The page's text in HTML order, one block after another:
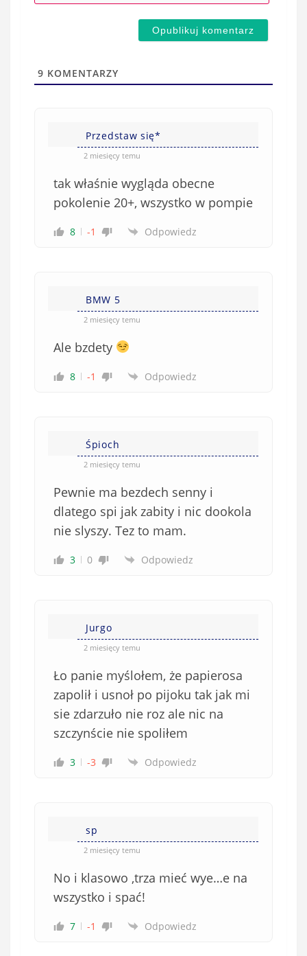
e
w
-
(
9 KOMENTARZY
Przedstaw się*
2 miesięcy temu
tak właśnie wygląda obecne
pokolenie 20+, wszystko w pompie
8 -1 Odpowiedz
BMW 5
2 miesięcy temu
Ale bzdety
8 -1 Odpowiedz
Śpioch
2 miesięcy temu
Pewnie ma bezdech senny i
dlatego spi jak zabity i nic dookola
nie slyszy. Tez to mam.
3 0 Odpowiedz
Jurgo
2 miesięcy temu
Ło panie myślołem, że papierosa
zapolił i usnoł po pijoku tak jak mi
sie zdarzuło nie roz ale nic na
szczynście nie spoliłem
3 -3 Odpowiedz
sp
2 miesięcy temu
No i klasowo ,trza mieć wye…e na
wszystko i spać!
7 -1 Odpowiedz